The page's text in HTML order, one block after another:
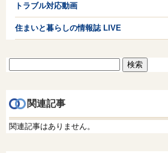
トラブル対応動画
住まいと暮らしの情報誌 LIVE
索:
関連記事
関連記事はありません。